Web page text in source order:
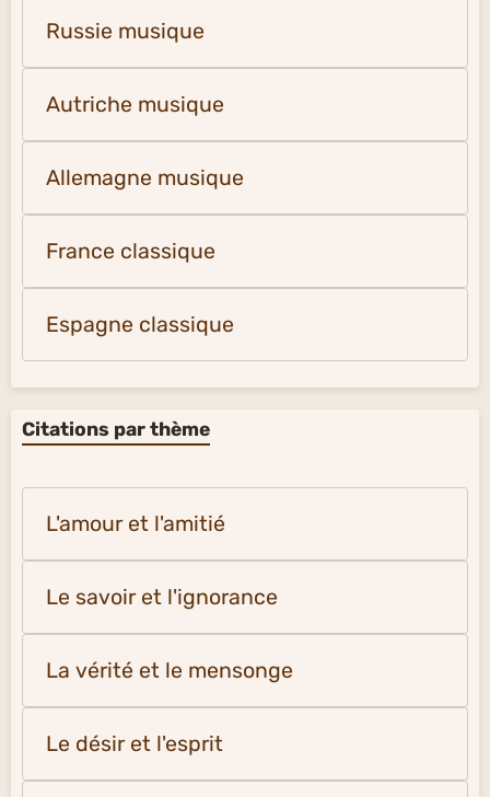
Russie musique
Autriche musique
Allemagne musique
France classique
Espagne classique
Citations par thème
L'amour et l'amitié
Le savoir et l'ignorance
La vérité et le mensonge
Le désir et l'esprit